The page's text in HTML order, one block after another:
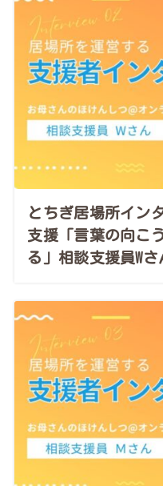
とちぎ居場所イン
支援「言葉の向こ
る」相談支援員W